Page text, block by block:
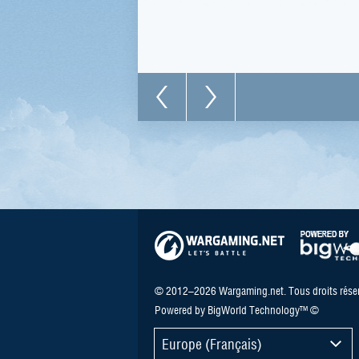
© 2012–2026 Wargaming.net. Tous droits
Powered by BigWorld Technology™ ©
Europe (Français)